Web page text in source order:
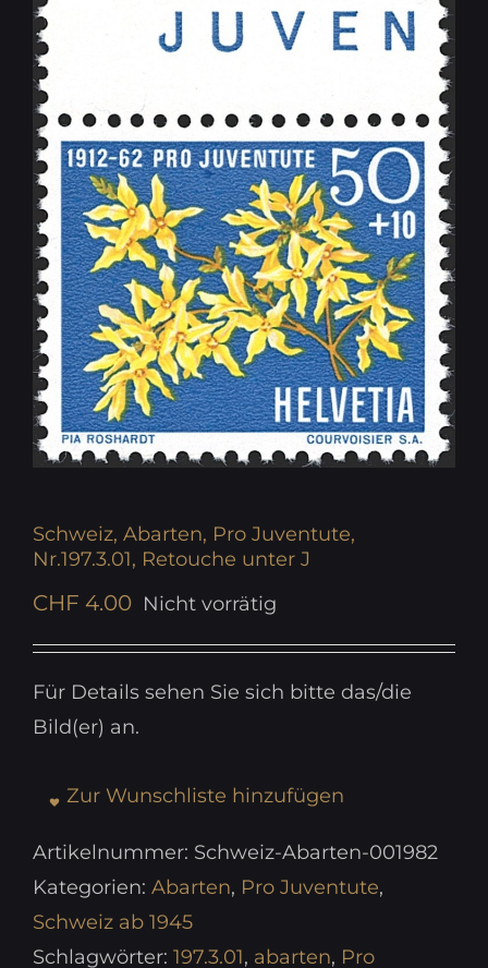
Schweiz, Abarten, Pro Juventute,
Nr.197.3.01, Retouche unter J
CHF 4.00 Nicht vorrätig
Für Details sehen Sie sich bitte das/die
Bild(er) an.
Zur Wunschliste hinzufügen
Artikelnummer: Schweiz-Abarten-001982
Kategorien: Abarten, Pro Juventute,
Schweiz ab 1945
Schlagwörter: 197.3.01, abarten, Pro